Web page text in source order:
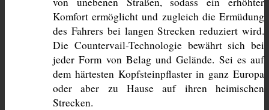
Komfort ermöglicht und zugleich die Ermüdung
des Fahrers bei langen Strecken reduziert wird.
Die Countervail-Technologie bewährt sich bei
jeder Form von Belag und Gelände. Sei es auf
dem härtesten Kopfsteinpflaster in ganz Europa
oder aber zu Hause auf ihren heimischen
Strecken.